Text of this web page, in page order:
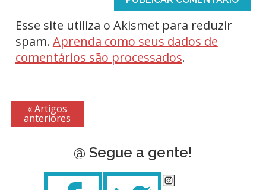
Esse site utiliza o Akismet para reduzir
spam. Aprenda como seus dados de
comentários são processados.
« Artigos
anteriores
@ Segue a gente!